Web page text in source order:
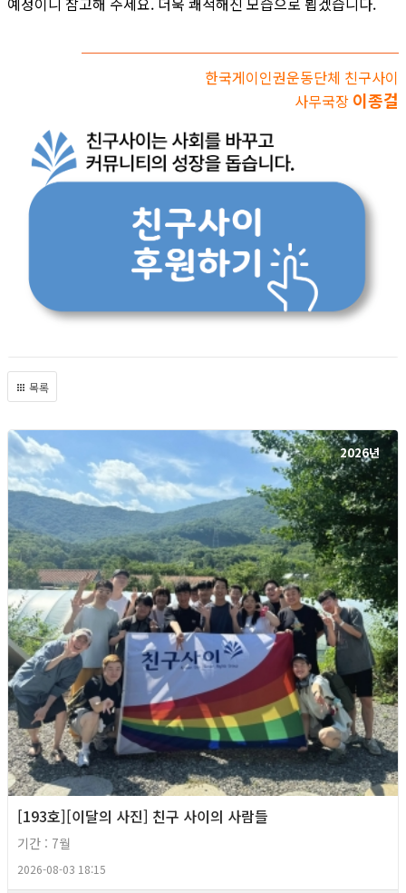
한국게이인권운동단체 친구사이
사무국장 이종걸
목록
2026년
[193호][이달의 사진] 친구 사이의 사람들
기간 : 7월
2026-08-03 18:15